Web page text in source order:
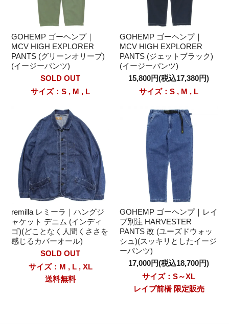
GOHEMP ゴーヘンプ｜
MCV HIGH EXPLORER
PANTS (グリーンオリーブ)
(イージーパンツ)
SOLD OUT
サイズ：S , M , L
GOHEMP ゴーヘンプ｜
MCV HIGH EXPLORER
PANTS (ジェットブラック)
(イージーパンツ)
15,800円(税込17,380円)
サイズ：S , M , L
remilla レミーラ｜ハングジ
ャケット デニム (インディ
ゴ)(どことなく人間くささを
感じるカバーオール)
SOLD OUT
サイズ：M , L , XL
送料無料
GOHEMP ゴーヘンプ｜レイ
ブ別注 HARVESTER
PANTS 改 (ユーズドウォッ
シュ)(スッキリとしたイージ
ーパンツ)
17,000円(税込18,700円)
サイズ：S～XL
レイブ前橋 限定販売